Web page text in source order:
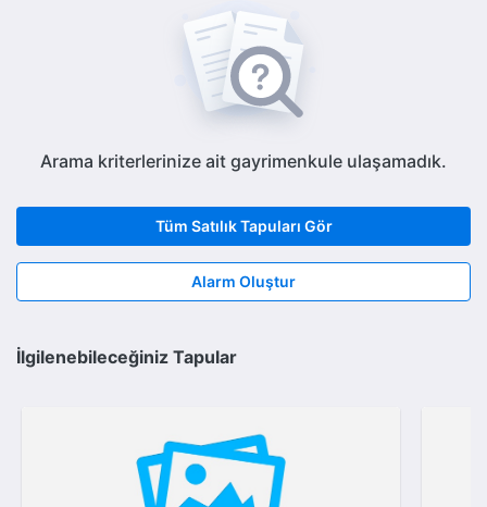
Arama kriterlerinize ait gayrimenkule ulaşamadık.
Tüm Satılık Tapuları Gör
Alarm Oluştur
İlgilenebileceğiniz Tapular